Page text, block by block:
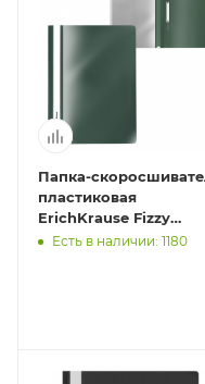
Папка-
пластиковая
ErichKrause Fizzy
Classic, A4, зеленый (в
Есть в наличии: 1180